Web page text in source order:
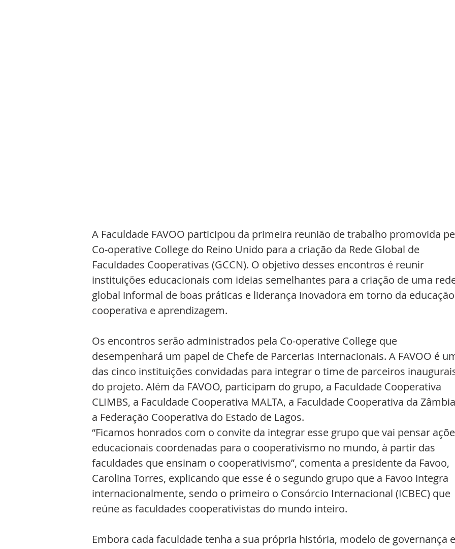
A Faculdade FAVOO participou da primeira reunião de trabalho promovida
Co-operative College do Reino Unido para a criação da Rede Global de
Faculdades Cooperativas (GCCN). O objetivo desses encontros é reunir
instituições educacionais com ideias semelhantes para a criação de uma
global informal de boas práticas e liderança inovadora em torno da
cooperativa e aprendizagem.
Os encontros serão administrados pela Co-operative College que
desempenhará um papel de Chefe de Parcerias Internacionais. A FAVOO é
das cinco instituições convidadas para integrar o time de parceiros
do projeto. Além da FAVOO, participam do grupo, a Faculdade Cooperativa
CLIMBS, a Faculdade Cooperativa MALTA, a Faculdade Cooperativa da
a Federação Cooperativa do Estado de Lagos.
“Ficamos honrados com o convite da integrar esse grupo que vai pensar
educacionais coordenadas para o cooperativismo no mundo, à partir das
faculdades que ensinam o cooperativismo”, comenta a presidente da Favoo,
Carolina Torres, explicando que esse é o segundo grupo que a Favoo integra
internacionalmente, sendo o primeiro o Consórcio Internacional (ICBEC) que
reúne as faculdades cooperativistas do mundo inteiro.
Embora cada faculdade tenha a sua própria história, modelo de governança